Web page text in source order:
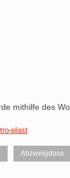
mithilfe des
plast
Abzweigdose